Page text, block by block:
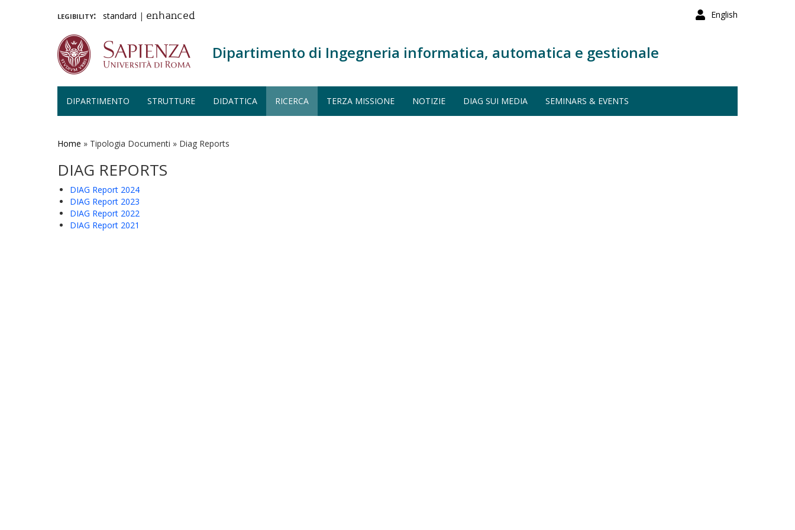
English
legibility: standard | enhanced
Dipartimento di Ingegneria informatica, automatica e gestionale
DIPARTIMENTO STRUTTURE DIDATTICA RICERCA TERZA MISSIONE NOTIZIE DIAG SUI MEDIA SEMINARS & EVENTS
Home » Tipologia Documenti » Diag Reports
DIAG REPORTS
DIAG Report 2024
DIAG Report 2023
DIAG Report 2022
DIAG Report 2021